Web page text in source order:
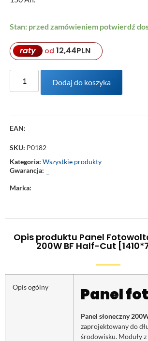
Stan: przed zamówieniem potwierdź
raty od 12,44PLN
Dodaj do koszyka
EAN:
SKU: P0182
Kategoria: Wszystkie produkty
Gwarancja: –
Marka:
Opis produktu Panel
200W BF Half-Cut
Opis ogólny Panel
Panel słoneczny
zaprojektowany do
środowisku. Moduły